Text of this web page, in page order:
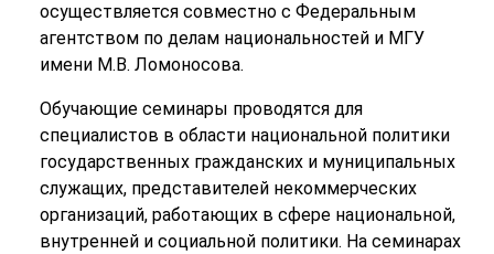
осуществляется совместно с Федеральным
агентством по делам национальностей и МГУ
имени М.В. Ломоносова.
Обучающие семинары проводятся для
специалистов в области национальной политики
государственных гражданских и муниципальных
служащих, представителей некоммерческих
организаций, работающих в сфере национальной,
внутренней и социальной политики. На семинарах